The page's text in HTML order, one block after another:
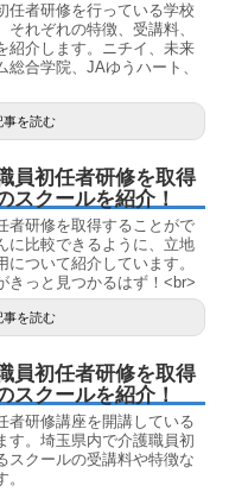
任者研修を行っている学校
れぞれの特徴、受講料、
紹介します。ニチイ、未来
合学院、JAゆうハート、
事を読む
員初任者研修を取得
スクールを紹介！
者研修を取得することがで
に比較できるように、立地
ついて紹介しています。
きっと見つかるはず！<br>
事を読む
員初任者研修を取得
スクールを紹介！
者研修講座を開講している
す。埼玉県内で介護職員初
スクールの受講料や特徴な